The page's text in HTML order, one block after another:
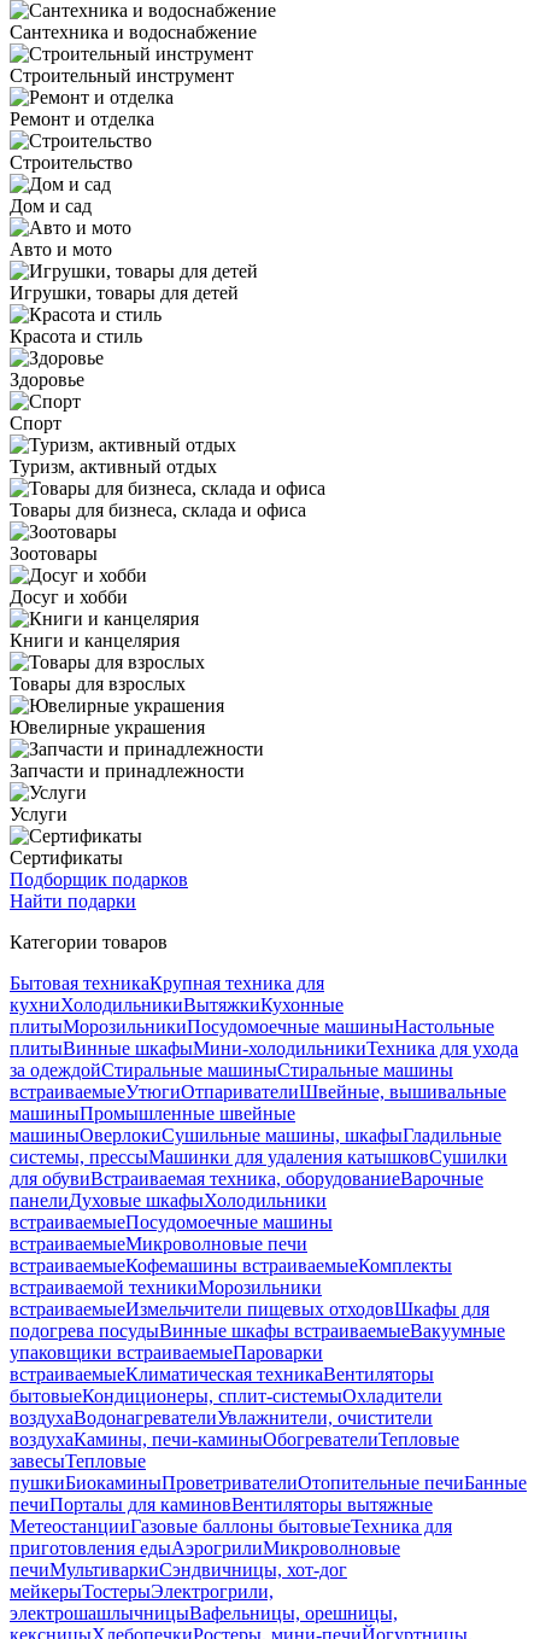
Сантехника и водоснабжение
Строительный инструмент
Ремонт и отделка
Строительство
Дом и сад
Авто и мото
Игрушки, товары для детей
Красота и стиль
Здоровье
Спорт
Туризм, активный отдых
Товары для бизнеса, склада и офиса
Зоотовары
Досуг и хобби
Книги и канцелярия
Товары для взрослых
Ювелирные украшения
Запчасти и принадлежности
Услуги
Сертификаты
Подборщик подарков
Найти подарки
Категории товаров
Бытовая техникаКрупная техника для
кухниХолодильникиВытяжкиКухонные
плитыМорозильникиПосудомоечные машиныНастольные
плитыВинные шкафыМини-холодильникиТехника для ухода
за одеждойСтиральные машиныСтиральные машины
встраиваемыеУтюгиОтпаривателиШвейные, вышивальные
машиныПромышленные швейные
машиныОверлокиСушильные машины, шкафыГладильные
системы, прессыМашинки для удаления катышковСушилки
для обувиВстраиваемая техника, оборудованиеВарочные
панелиДуховые шкафыХолодильники
встраиваемыеПосудомоечные машины
встраиваемыеМикроволновые печи
встраиваемыеКофемашины встраиваемыеКомплекты
встраиваемой техникиМорозильники
встраиваемыеИзмельчители пищевых отходовШкафы для
подогрева посудыВинные шкафы встраиваемыеВакуумные
упаковщики встраиваемыеПароварки
встраиваемыеКлиматическая техникаВентиляторы
бытовыеКондиционеры, сплит-системыОхладители
воздухаВодонагревателиУвлажнители, очистители
воздухаКамины, печи-каминыОбогревателиТепловые
завесыТепловые
пушкиБиокаминыПроветривателиОтопительные печиБанные
печиПорталы для каминовВентиляторы вытяжные
МетеостанцииГазовые баллоны бытовыеТехника для
приготовления едыАэрогрилиМикроволновые
печиМультиваркиСэндвичницы, хот-дог
мейкерыТостерыЭлектрогрили,
электрошашлычницыВафельницы, орешницы,
кексницыХлебопечкиРостеры, мини-печиЙогуртницы,